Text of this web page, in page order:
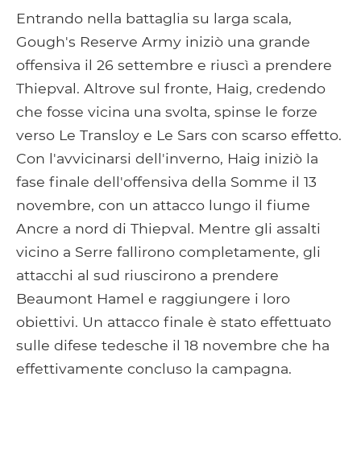
Entrando nella battaglia su larga scala,
Gough's Reserve Army iniziò una grande
offensiva il 26 settembre e riuscì a prendere
Thiepval. Altrove sul fronte, Haig, credendo
che fosse vicina una svolta, spinse le forze
verso Le Transloy e Le Sars con scarso effetto.
Con l'avvicinarsi dell'inverno, Haig iniziò la
fase finale dell'offensiva della Somme il 13
novembre, con un attacco lungo il fiume
Ancre a nord di Thiepval. Mentre gli assalti
vicino a Serre fallirono completamente, gli
attacchi al sud riuscirono a prendere
Beaumont Hamel e raggiungere i loro
obiettivi. Un attacco finale è stato effettuato
sulle difese tedesche il 18 novembre che ha
effettivamente concluso la campagna.